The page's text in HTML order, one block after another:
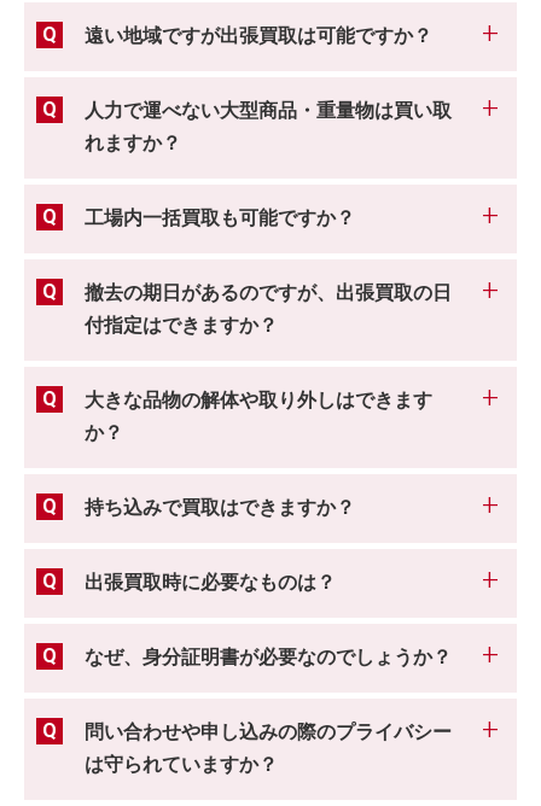
遠い地域ですが出張買取は可能ですか？
人力で運べない大型商品・重量物は買い取
れますか？
工場内一括買取も可能ですか？
撤去の期日があるのですが、出張買取の日
付指定はできますか？
大きな品物の解体や取り外しはできます
か？
持ち込みで買取はできますか？
出張買取時に必要なものは？
なぜ、身分証明書が必要なのでしょうか？
問い合わせや申し込みの際のプライバシー
は守られていますか？